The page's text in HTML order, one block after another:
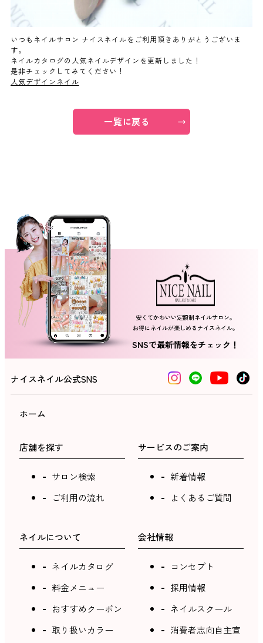
消費者志向自主宣言
新着情報
採用情報
いつもネイルサロン ナイスネイルをご利用頂きありがとうございま
す。
ネイルカタログの人気ネイルデザインを更新しました！
是非チェックしてみてください！
人気デザインネイル
一覧に戻る
安くてかわいい定額制ネイルサロン。
お得にネイルが楽しめるナイスネイル。
SNSで最新情報をチェック！
ナイスネイル公式SNS
ホーム
店舗を探す
サロン検索
ご利用の流れ
サービスのご案内
新着情報
よくあるご質問
ネイルについて
ネイルカタログ
料金メニュー
おすすめクーポン
取り扱いカラー
会社情報
コンセプト
採用情報
ネイルスクール
消費者志向自主宣